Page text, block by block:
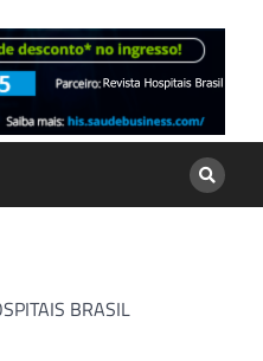
BRASIL